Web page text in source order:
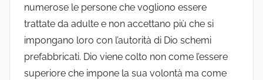
numerose le persone che vogliono essere
trattate da adulte e non accettano più che si
impongano loro con l’autorità di Dio schemi
prefabbricati. Dio viene colto non come l’essere
superiore che impone la sua volontà ma come